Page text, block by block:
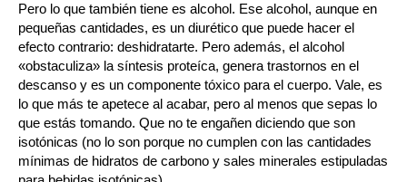
Pero lo que también tiene es alcohol. Ese alcohol, aunque en
pequeñas cantidades, es un diurético que puede hacer el
efecto contrario: deshidratarte. Pero además, el alcohol
«obstaculiza» la síntesis proteíca, genera trastornos en el
descanso y es un componente tóxico para el cuerpo. Vale, es
lo que más te apetece al acabar, pero al menos que sepas lo
que estás tomando. Que no te engañen diciendo que son
isotónicas (no lo son porque no cumplen con las cantidades
mínimas de hidratos de carbono y sales minerales estipuladas